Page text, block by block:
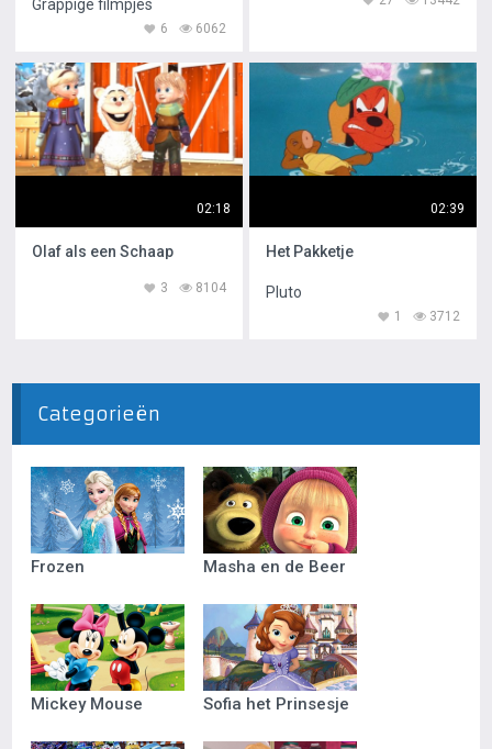
Grappige filmpjes
6062
6
02:18
Olaf als een Schaap
8104
3
02:39
Het Pakketje
Pluto
3712
1
Categorieën
Frozen Masha en de Beer
Mickey Mouse Sofia het Prinsesje